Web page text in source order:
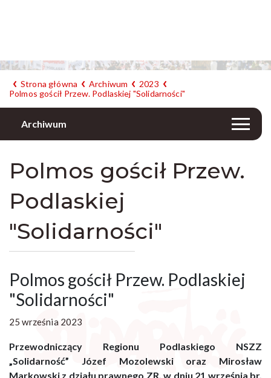
Strona główna Archiwum
2023
Polmos gościł Przew. Podlaskiej "Solidarności"
Archiwum
Polmos gościł Przew.
Podlaskiej
"Solidarności"
Polmos gościł Przew. Podlaskiej
"Solidarności"
25 września 2023
Przewodniczący Regionu Podlaskiego NSZZ
„Solidarność” Józef Mozolewski oraz Mirosław
Markowski z działu prawnego ZR, w dniu 21 września br.